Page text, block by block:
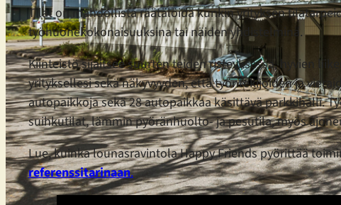
Tilat on mahdollista räätälöidä kunkin yrityksen
työhuonekokonaisuuksina tai näiden yhdistelminä.
Kiinteistö sijaitsee suurten teiden risteyksessä, hyvien
yrityksellesi sekä näkyvyyden, että työntekijöiden ja
autopaikkoja sekä 28 autopaikkaa käsittävä parkkihalli.
suihkutilat, lämmin pyöränhuolto- ja pesutila, myös
Lue, kuinka lounasravintola Happy Friends pyörittää
referenssitarinaan.